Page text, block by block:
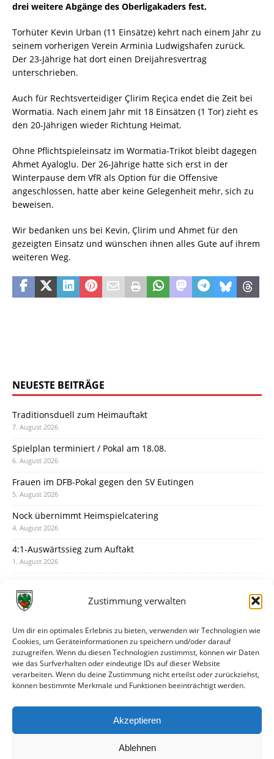
Zustimmung verwalten
Um dir ein optimales Erlebnis zu bieten, verwenden wir Technologien wie
Cookies, um Geräteinformationen zu speichern und/oder darauf
zuzugreifen. Wenn du diesen Technologien zustimmst, können wir Daten
wie das Surfverhalten oder eindeutige IDs auf dieser Website
verarbeiten. Wenn du deine Zustimmung nicht erteilst oder zurückziehst,
können bestimmte Merkmale und Funktionen beeinträchtigt werden.
Akzeptieren
Ablehnen
drei weitere Abgänge des Oberligakaders fest.
Torhüter Kevin Urban (11 Einsätze) kehrt nach einem Jahr zu
seinem vorherigen Verein Arminia Ludwigshafen zurück.
Der 23-Jährige hat dort einen Dreijahresvertrag
unterschrieben.
Auch für Rechtsverteidiger Çlirim Reçica endet die Zeit bei
Wormatia. Nach einem Jahr mit 18 Einsätzen (1 Tor) zieht es
den 20-Jährigen wieder Richtung Heimat.
Ohne Pflichtspieleinsatz im Wormatia-Trikot bleibt dagegen
Ahmet Ayaloglu. Der 26-Jährige hatte sich erst in der
Winterpause dem VfR als Option für die Offensive
angeschlossen, hatte aber keine Gelegenheit mehr, sich zu
beweisen.
Wir bedanken uns bei Kevin, Çlirim und Ahmet für den
gezeigten Einsatz und wünschen ihnen alles Gute auf ihrem
weiteren Weg.
NEUESTE BEITRÄGE
Traditionsduell zum Heimauftakt
7. August 2026
Spielplan terminiert / Pokal am 18.08.
6. August 2026
Frauen im DFB-Pokal gegen den SV Eutingen
5. August 2026
Nock übernimmt Heimspielcatering
4. August 2026
4:1-Auswärtssieg zum Auftakt
1. August 2026
31. Juli 2026
30. Juli 2026
Deine Spielminute: 89+1
28. Juli 2026
Neuer Rückensponsor
Neue Podcast-Folge: So tickt Björn!
27. Juli 2026